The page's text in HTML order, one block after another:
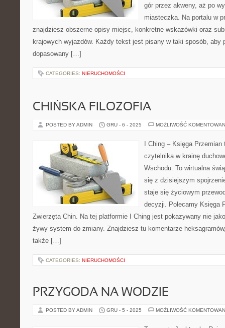
gór przez akweny, aż po
miasteczka. Na portalu w
znajdziesz obszerne opisy miejsc, konkretne wskazówki oraz
krajowych wyjazdów. Każdy tekst jest pisany w taki sposób, aby
dopasowany […]
CATEGORIES: NIERUCHOMOŚCI
CHIŃSKA FILOZOFIA
POSTED BY ADMIN GRU - 6 - 2025 MOŻLIWOŚĆ
I Ching – Księga
czytelnika w krainę
Wschodu. To wirtualna
się z dzisiejszym
staje się życiowym
decyzji. Polecamy Księga
Zwierzęta Chin. Na tej platformie I Ching jest pokazywany nie
żywy system do zmiany. Znajdziesz tu komentarze
także […]
CATEGORIES: NIERUCHOMOŚCI
PRZYGODA NA WODZIE
POSTED BY ADMIN GRU - 5 - 2025 MOŻLIWOŚĆ